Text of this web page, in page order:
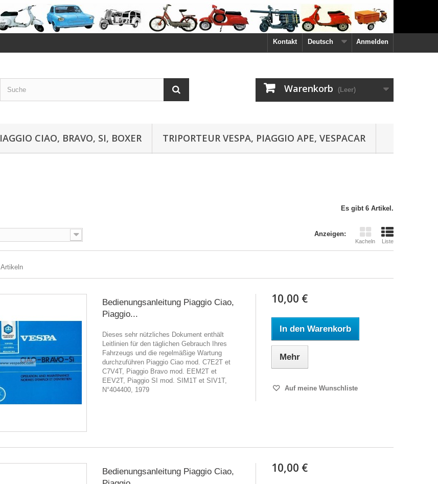
Anmelden
Deutsch
Kontakt
Warenkorb (Leer)
CIAO, BRAVO, SI, BOXER TRIPORTEUR VESPA, PIAGGIO APE, VESPACAR
Es gibt 6 Artikel.
Anzeigen:
Kacheln Liste
Bedienungsanleitung Piaggio Ciao,
Piaggio...
Dieses sehr nützliches Dokument enthält
Leitlinien für den täglichen Gebrauch Ihres
Fahrzeugs und die regelmäßige Wartung
durchzuführen Piaggio Ciao mod. C7E2T et
C7V4T, Piaggio Bravo mod. EEM2T et
EEV2T, Piaggio SI mod. SIM1T et SIV1T,
N°404400, 1979
10,00 €
In den Warenkorb
Mehr
Auf meine Wunschliste
Bedienungsanleitung Piaggio Ciao,
10,00 €